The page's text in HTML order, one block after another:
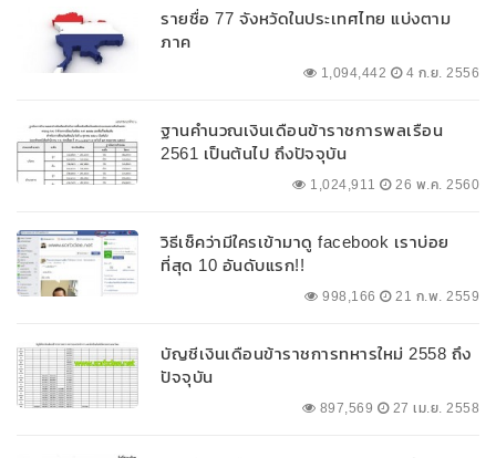
รายชื่อ 77 จังหวัดในประเทศไทย แบ่งตาม
ภาค
1,094,442 4 ก.ย. 2556
ฐานคำนวณเงินเดือนข้าราชการพลเรือน
2561 เป็นต้นไป ถึงปัจจุบัน
1,024,911 26 พ.ค. 2560
วิธีเช็คว่ามีใครเข้ามาดู facebook เราบ่อย
ที่สุด 10 อันดับแรก!!
998,166 21 ก.พ. 2559
บัญชีเงินเดือนข้าราชการทหารใหม่ 2558 ถึง
ปัจจุบัน
897,569 27 เม.ย. 2558